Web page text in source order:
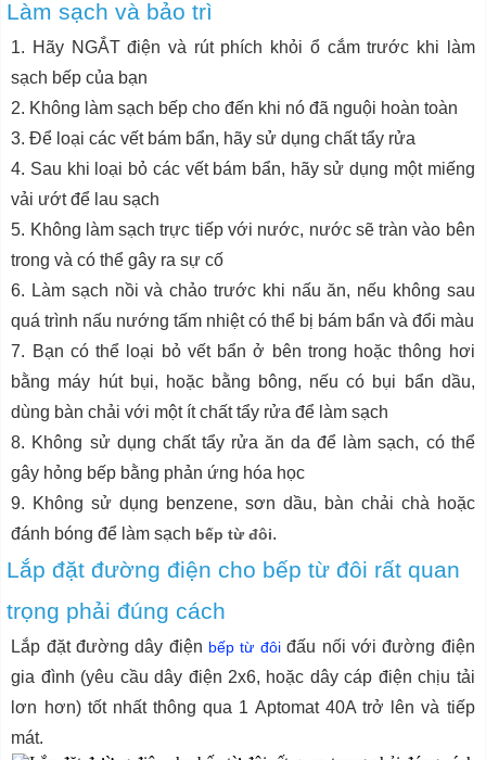
Làm sạch và bảo trì
1. Hãy NGẮT điện và rút phích khỏi ổ cắm trước khi làm
sạch bếp của bạn
2. Không làm sạch bếp cho đến khi nó đã nguội hoàn toàn
3. Để loại các vết bám bẩn, hãy sử dụng chất tẩy rửa
4. Sau khi loại bỏ các vết bám bẩn, hãy sử dụng một miếng
vải ướt để lau sạch
5. Không làm sạch trực tiếp với nước, nước sẽ tràn vào bên
trong và có thể gây ra sự cố
6. Làm sạch nồi và chảo trước khi nấu ăn, nếu không sau
quá trình nấu nướng tấm nhiệt có thể bị bám bẩn và đổi màu
7. Bạn có thể loại bỏ vết bẩn ở bên trong hoặc thông hơi
bằng máy hút bụi, hoặc bằng bông, nếu có bụi bẩn dầu,
dùng bàn chải với một ít chất tẩy rửa để làm sạch
8. Không sử dụng chất tẩy rửa ăn da để làm sạch, có thể
gây hỏng bếp bằng phản ứng hóa học
9. Không sử dụng benzene, sơn dầu, bàn chải chà hoặc
đánh bóng để làm sạch bếp từ đôi.
Lắp đặt đường điện cho bếp từ đôi rất quan
trọng phải đúng cách
Lắp đặt đường dây điện bếp từ đôiđấu nối với đường điện
gia đình (yêu cầu dây điện 2x6, hoặc dây cáp điện chịu tải
lơn hơn) tốt nhất thông qua 1 Aptomat 40A trở lên và tiếp
mát.